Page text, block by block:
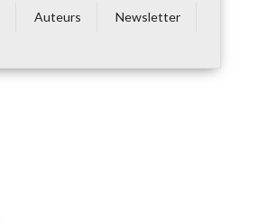
Auteurs
Newsletter